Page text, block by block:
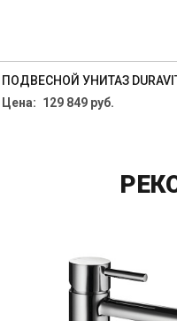
ПОДВЕСНОЙ УНИТАЗ
Цена: 129 849 руб.